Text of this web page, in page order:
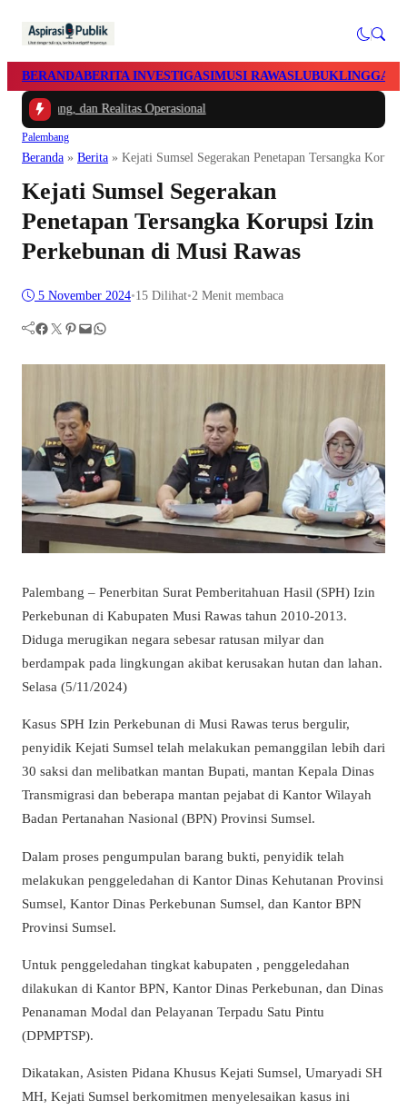
BERANDABERITA INVESTIGASIMUSI RAWASLUBUKLINGGAU
dan Realitas Operasional
Palembang
Beranda » Berita » Kejati Sumsel Segerakan Penetapan Tersangka
Kejati Sumsel Segerakan
Penetapan Tersangka Korupsi Izin
Perkebunan di Musi Rawas
5 November 2024•15 Dilihat•2 Menit membaca
Facebook Twitter Pinterest Mail WhatsApp
Palembang – Penerbitan Surat Pemberitahuan Hasil (SPH) Izin
Perkebunan di Kabupaten Musi Rawas tahun 2010-2013.
Diduga merugikan negara sebesar ratusan milyar dan
berdampak pada lingkungan akibat kerusakan hutan dan lahan.
Selasa (5/11/2024)
Kasus SPH Izin Perkebunan di Musi Rawas terus bergulir,
penyidik Kejati Sumsel telah melakukan pemanggilan lebih dari
30 saksi dan melibatkan mantan Bupati, mantan Kepala Dinas
Transmigrasi dan beberapa mantan pejabat di Kantor Wilayah
Badan Pertanahan Nasional (BPN) Provinsi Sumsel.
Dalam proses pengumpulan barang bukti, penyidik telah
melakukan penggeledahan di Kantor Dinas Kehutanan Provinsi
Sumsel, Kantor Dinas Perkebunan Sumsel, dan Kantor BPN
Provinsi Sumsel.
Untuk penggeledahan tingkat kabupaten , penggeledahan
dilakukan di Kantor BPN, Kantor Dinas Perkebunan, dan Dinas
Penanaman Modal dan Pelayanan Terpadu Satu Pintu
(DPMPTSP).
Dikatakan, Asisten Pidana Khusus Kejati Sumsel, Umaryadi SH
MH, Kejati Sumsel berkomitmen menyelesaikan kasus ini